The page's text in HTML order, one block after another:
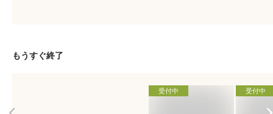
もうすぐ終了
受付中 受付中